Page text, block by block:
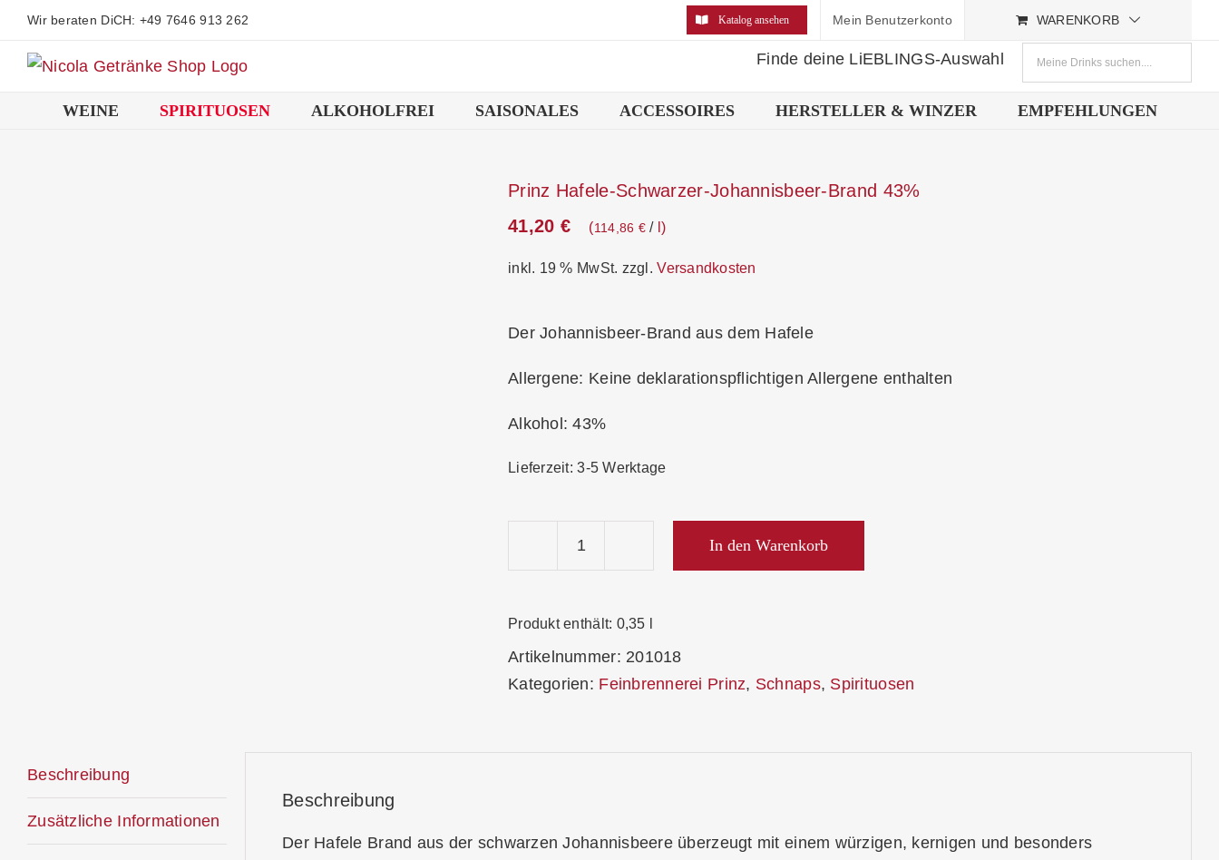
Zum
springen
Wir beraten DiCH: +49 7646 913 262 Katalog ansehen Mein Benutzerkonto WARENKORB
Finde deine LiEBLINGS-Auswahl
WEINE SPIRITUOSEN ALKOHOLFREI SAISONALES ACCESSOIRES HERSTELLER & WINZER EMPFEHLUNGEN
Prinz Hafele-Schwarzer-Johannisbeer-Brand 43%
41,20 € 114,86 €/ l
inkl. 19 % MwSt. zzgl.Versandkosten
Der Johannisbeer-Brand aus dem Hafele
Allergene: Keine deklarationspflichtigen Allergene enthalten
Alkohol: 43%
Lieferzeit:3-5 Werktage
Brand
43%
In den Warenkorb
Produkt enthält: 0,35 l
Artikelnummer: 201018
Kategorien: Feinbrennerei Prinz, Schnaps, Spirituosen
Beschreibung
Zusätzliche Informationen
Beschreibung
Der Hafele Brand aus der schwarzen Johannisbeere überzeugt mit einem würzigen, kernigen und besonders